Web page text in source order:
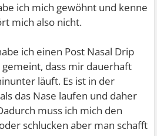
ich mich gewöhnt und kenne
mich also nicht.
ich einen Post Nasal Drip
dass mir dauerhaft
läuft. Es ist in der
das Nase laufen und daher
muss ich mich den
schlucken aber man schafft